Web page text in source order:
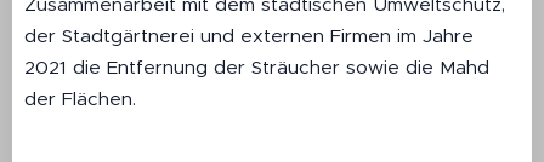
der Stadtgärtnerei und externen Firmen im Jahre
2021 die Entfernung der Sträucher sowie die Mahd
der Flächen.